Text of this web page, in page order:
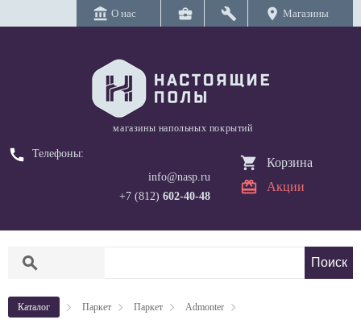
account_balance О нас business_center build location_on Магазины
магазины напольных покрытий
call
Телефоны:
info@nasp.ru
+7 (812) 602-40-48
Корзина
Акции
search
Каталог Паркет Паркет Admonter